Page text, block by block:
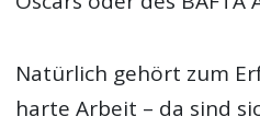
Natürlich gehört zum
harte Arbeit – da sind